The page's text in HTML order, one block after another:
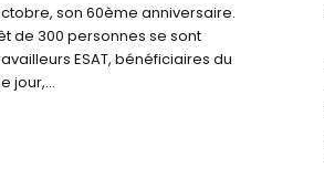
son 60ème anniversaire.
de 300 personnes se sont
ESAT, bénéficiaires du
jour,…